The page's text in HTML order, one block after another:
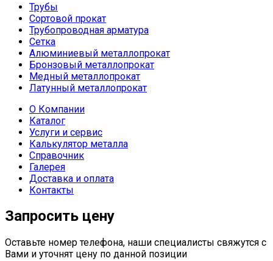
Трубы
Сортовой прокат
Трубопроводная арматура
Сетка
Алюминиевый металлопрокат
Бронзовый металлопрокат
Медный металлопрокат
Латунный металлопрокат
О Компании
Каталог
Услуги и сервис
Калькулятор металла
Справочник
Галерея
Доставка и оплата
Контакты
Запросить цену
Оставьте номер телефона, наши специалисты свяжутся с
Вами и уточнят цену по данной позиции